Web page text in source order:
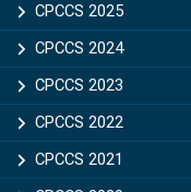
CPCCS 2025
CPCCS 2024
CPCCS 2023
CPCCS 2022
CPCCS 2021